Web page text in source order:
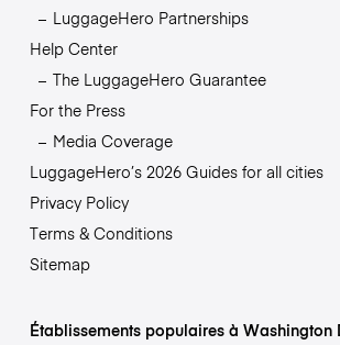
LuggageHero Partnerships
Help Center
The LuggageHero Guarantee
For the Press
Media Coverage
LuggageHero’s 2026 Guides for all cities
Privacy Policy
Terms & Conditions
Sitemap
Établissements populaires à Washington